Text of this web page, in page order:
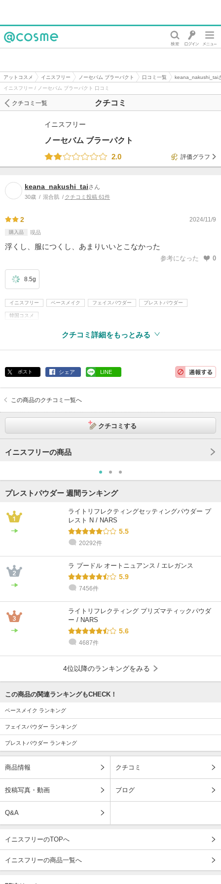
アットコスメ イニスフリー ノーセバム ブラーパクト 口コミ一覧
keana_nakushi_tai
イニスフリー / ノーセバム ブラーパクト 口コミ
クチコミ
クチコミ一覧
イニスフリー
ノーセバム ブラーパクト
2.0
評価グラフ
keana_nakushi_taiさん
30歳 混合肌 クチコミ投稿 61件
2 2024/11/9
購入品 現品
浮くし、服につくし、あまりいいとこなかった
参考になった 0
8.5g
イニスフリー ベースメイク フェイスパウダー プレストパウダー
韓国コスメ
クチコミ詳細をもっとみる
ポスト シェア LINE
この商品のクチコミ一覧へ
クチコミする
イニスフリーの商品
プレストパウダー 週間ランキング
ライトリフレクティングセッティングパウダー プ
レスト N / NARS
5.5
20292件
ラ プードル オートニュアンス / エレガンス
5.9
7456件
ライトリフレクティング プリズマティックパウダ
ー / NARS
5.6
4687件
4位以降のランキングをみる
この商品の関連ランキングもCHECK！
ベースメイク ランキング
フェイスパウダー ランキング
プレストパウダー ランキング
商品情報 クチコミ
投稿写真・動画 ブログ
Q&A
イニスフリーのTOPへ
イニスフリーの商品一覧へ